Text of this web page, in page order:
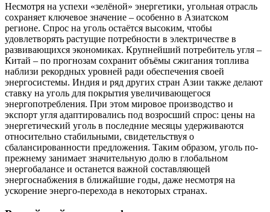
Несмотря на успехи «зелёной» энергетики, угольная отрасль
сохраняет ключевое значение – особенно в Азиатском
регионе. Спрос на уголь остаётся высоким, чтобы
удовлетворять растущие потребности в электричестве в
развивающихся экономиках. Крупнейший потребитель угля –
Китай – по прогнозам сохранит объёмы сжигания топлива
наблизи рекордных уровней ради обеспечения своей
энергосистемы. Индия и ряд других стран Азии также делают
ставку на уголь для покрытия увеличивающегося
энергопотребления. При этом мировое производство и
экспорт угля адаптировались под возросший спрос: цены на
энергетический уголь в последние месяцы удерживаются
относительно стабильными, свидетельствуя о
сбалансированности предложения. Таким образом, уголь по-
прежнему занимает значительную долю в глобальном
энергобалансе и останется важной составляющей
энергоснабжения в ближайшие годы, даже несмотря на
ускорение энерго-перехода в некоторых странах.